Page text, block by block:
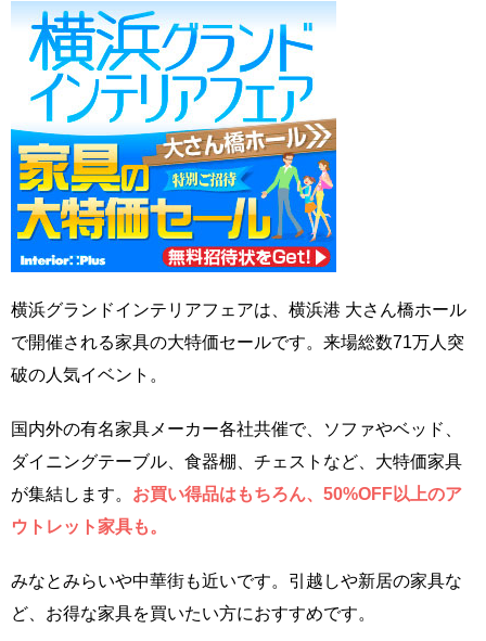
横浜グランドインテリアフェアは、横浜港 大さん橋ホール
で開催される家具の大特価セールです。来場総数71万人突
破の人気イベント。
国内外の有名家具メーカー各社共催で、ソファやベッド、
ダイニングテーブル、食器棚、チェストなど、大特価家具
が集結します。 お買い得品はもちろん、50%OFF以上のア
ウトレット家具も。
みなとみらいや中華街も近いです。引越しや新居の家具な
ど、お得な家具を買いたい方におすすめです。